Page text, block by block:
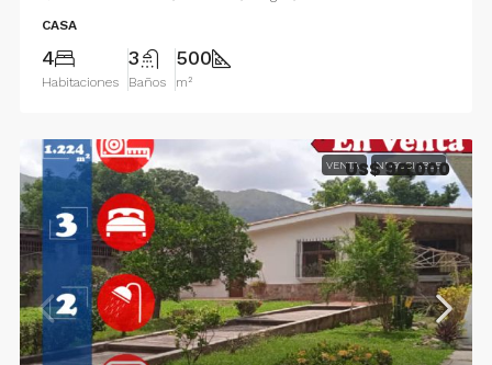
CASA
4
Habitaciones
3
Baños
500
m²
VENTA NEGOCIABLE
US$ 90,000